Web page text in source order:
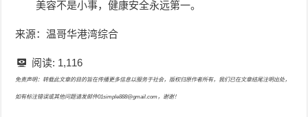
美容不是小事，健康安全永远第一。
来源：温哥华港湾综合
阅读: 1,116
免责声明：转载此文章的目的旨在传播更多信息以服务于社会，版权归原作者所有，我们已在文章结尾注明出处，
如有标注错误或其他问题请发邮件01simple888@gmail.com，谢谢！